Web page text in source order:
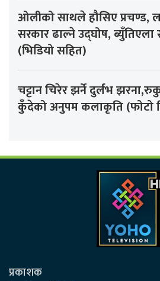
ओलीको साथले हौसिए प्रचण्ड,
सरकार ढाल्ने उद्घोष, ब्युँतिएला
(भिडियो सहित)
चट्टान चिरेर झर्ने दुर्लभ
कुँदेको अनुपम कलाकृति (फोटो
प्रकाशक